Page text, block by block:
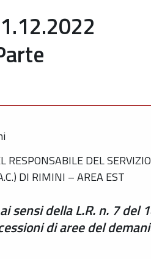
RESPONSABILE DEL
DI RIMINI – AREA EST
sensi della L.R. n. 7 del
di aree del